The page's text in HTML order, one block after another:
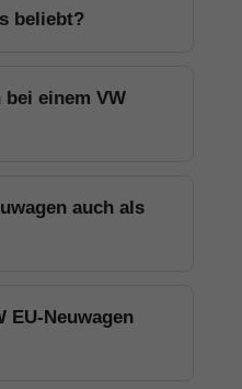
beliebt?
einem VW
auch als
EU-Neuwagen